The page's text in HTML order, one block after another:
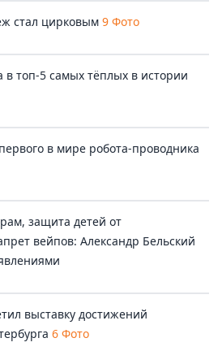
стал цирковым 9 Фото
топ-5 самых тёплых в истории
в мире робота-проводника
защита детей от
вейпов: Александр Бельский
выставку достижений
6 Фото